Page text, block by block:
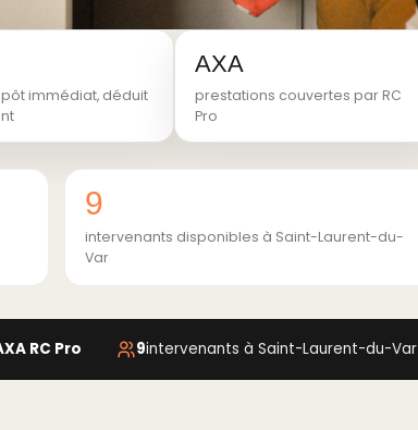
immédiat, déduit
AXA
prestations couvertes par RC
Pro
9
intervenants disponibles à Saint-Laurent-du-
Var
RC Pro 9intervenants à Saint-Laurent-du-Var